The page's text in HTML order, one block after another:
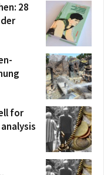
28
for